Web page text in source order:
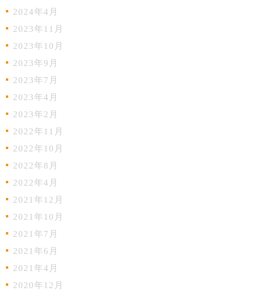
2024年4月
2023年11月
2023年10月
2023年9月
2023年7月
2023年4月
2023年2月
2022年11月
2022年10月
2022年8月
2022年4月
2021年12月
2021年10月
2021年7月
2021年6月
2021年4月
2020年12月